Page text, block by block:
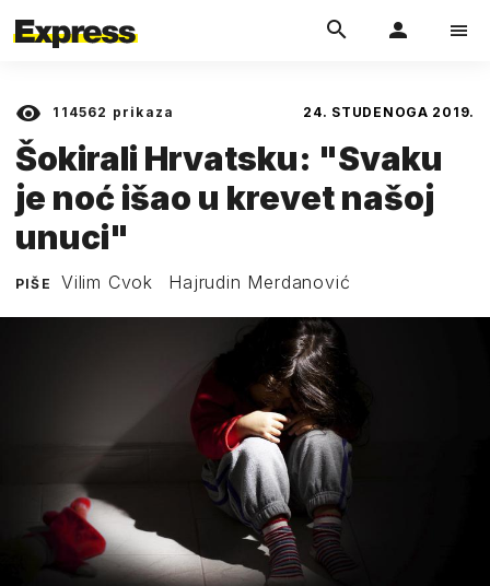
114562 prikaza 24. STUDENOGA 2019.
Šokirali Hrvatsku: "Svaku
je noć išao u krevet našoj
unuci"
PIŠE Vilim Cvok Hajrudin Merdanović